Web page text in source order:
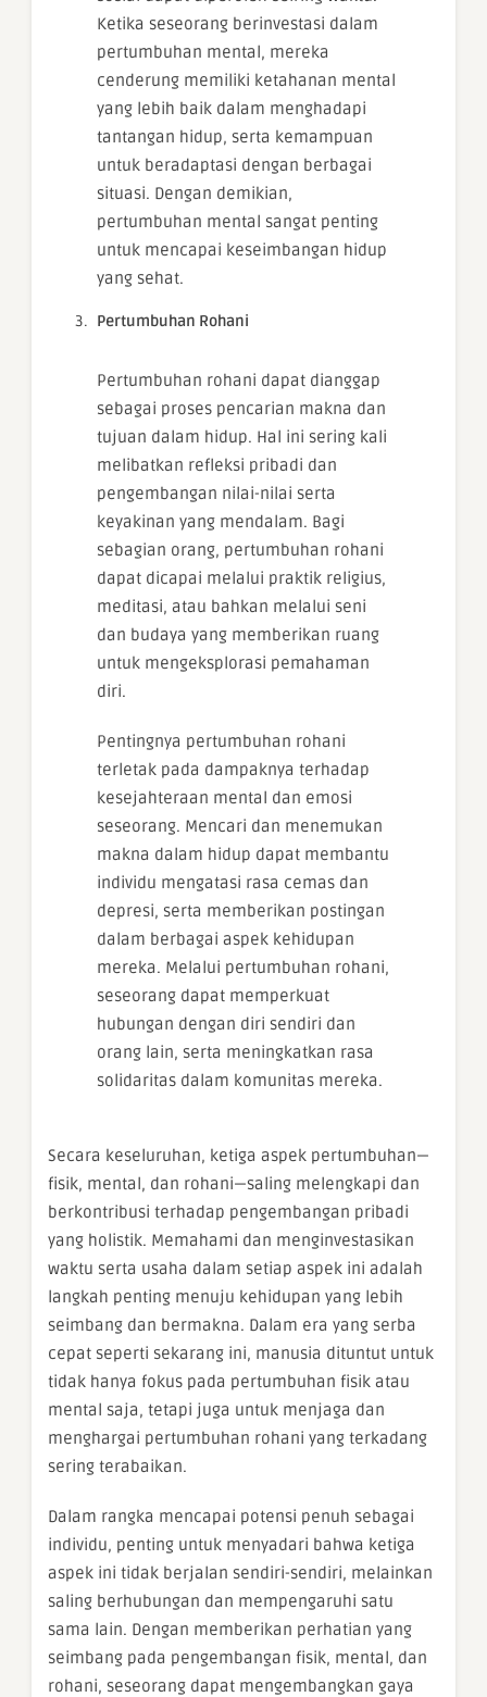
Ketika seseorang berinvestasi dalam
pertumbuhan mental, mereka
cenderung memiliki ketahanan mental
yang lebih baik dalam menghadapi
tantangan hidup, serta kemampuan
untuk beradaptasi dengan berbagai
situasi. Dengan demikian,
pertumbuhan mental sangat penting
untuk mencapai keseimbangan hidup
yang sehat.
Pertumbuhan Rohani
Pertumbuhan rohani dapat dianggap
sebagai proses pencarian makna dan
tujuan dalam hidup. Hal ini sering kali
melibatkan refleksi pribadi dan
pengembangan nilai-nilai serta
keyakinan yang mendalam. Bagi
sebagian orang, pertumbuhan rohani
dapat dicapai melalui praktik religius,
meditasi, atau bahkan melalui seni
dan budaya yang memberikan ruang
untuk mengeksplorasi pemahaman
diri.
Pentingnya pertumbuhan rohani
terletak pada dampaknya terhadap
kesejahteraan mental dan emosi
seseorang. Mencari dan menemukan
makna dalam hidup dapat membantu
individu mengatasi rasa cemas dan
depresi, serta memberikan postingan
dalam berbagai aspek kehidupan
mereka. Melalui pertumbuhan rohani,
seseorang dapat memperkuat
hubungan dengan diri sendiri dan
orang lain, serta meningkatkan rasa
solidaritas dalam komunitas mereka.
Secara keseluruhan, ketiga aspek pertumbuhan—
fisik, mental, dan rohani—saling melengkapi dan
berkontribusi terhadap pengembangan pribadi
yang holistik. Memahami dan menginvestasikan
waktu serta usaha dalam setiap aspek ini adalah
langkah penting menuju kehidupan yang lebih
seimbang dan bermakna. Dalam era yang serba
cepat seperti sekarang ini, manusia dituntut untuk
tidak hanya fokus pada pertumbuhan fisik atau
mental saja, tetapi juga untuk menjaga dan
menghargai pertumbuhan rohani yang terkadang
sering terabaikan.
Dalam rangka mencapai potensi penuh sebagai
individu, penting untuk menyadari bahwa ketiga
aspek ini tidak berjalan sendiri-sendiri, melainkan
saling berhubungan dan mempengaruhi satu
sama lain. Dengan memberikan perhatian yang
seimbang pada pengembangan fisik, mental, dan
rohani, seseorang dapat mengembangkan gaya